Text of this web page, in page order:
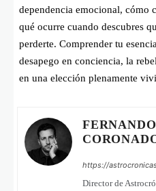
dependencia emocional, cómo
qué ocurre cuando descubres
perderte. Comprender tu
desapego en conciencia, la
en una elección plenamente
https://
Director de